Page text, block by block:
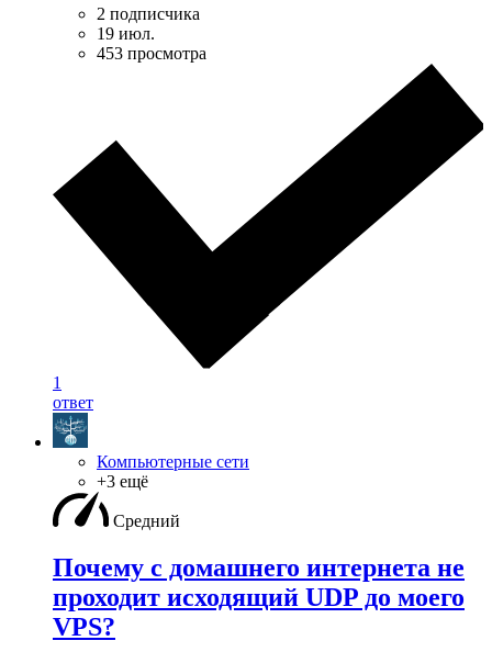
2 подписчика
19 июл.
453 просмотра
1
ответ
Компьютерные сети
+3 ещё
Средний
Почему с домашнего интернета не
проходит исходящий UDP до моего
VPS?